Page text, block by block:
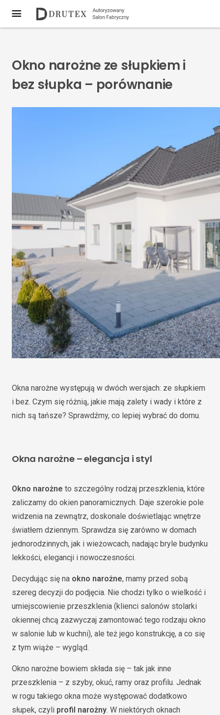
Okno narożne ze słupkiem i
bez słupka – porównanie
Okna narożne występują w dwóch wersjach: ze słupkiem
i bez. Czym się różnią, jakie mają zalety i wady i które z
nich są tańsze? Sprawdźmy, co lepiej wybrać do domu.
Okna narożne – elegancja i styl
Okno narożne to szczególny rodzaj przeszklenia, które
zaliczamy do okien panoramicznych. Daje szerokie pole
widzenia na zewnątrz, doskonale doświetlając wnętrze
światłem dziennym. Sprawdza się zarówno w domach
jednorodzinnych, jak i wieżowcach, nadając bryle budynku
lekkości, elegancji i nowoczesności.
Decydując się na okno narożne, mamy przed sobą
szereg decyzji do podjęcia. Nie chodzi tylko o wielkość i
umiejscowienie przeszklenia (klienci salonów stolarki
okiennej chcą zazwyczaj zamontować tego rodzaju okno
w salonie lub w kuchni), ale też jego konstrukcję, a co się
z tym wiąże – wygląd.
Okno narożne bowiem składa się – tak jak inne
przeszklenia – z szyby, okuć, ramy oraz profilu. Jednak
w rogu takiego okna może występować dodatkowo
słupek, czyli profil narożny. W niektórych oknach